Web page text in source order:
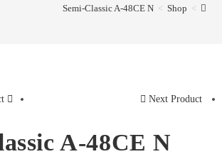
>
Shop
>
Semi-Classic A-48CE N
Next Product
A-48CE N